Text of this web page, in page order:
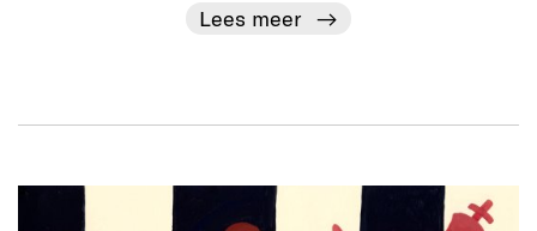
Lees meer